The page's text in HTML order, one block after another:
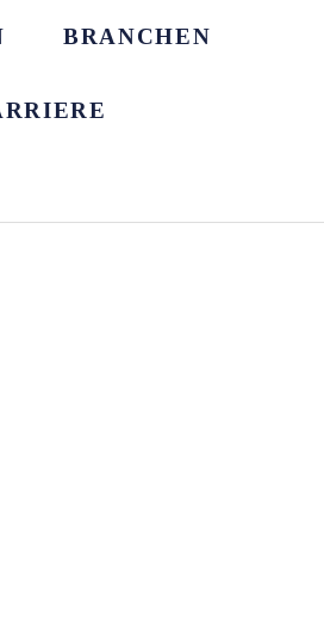
BRANCHEN